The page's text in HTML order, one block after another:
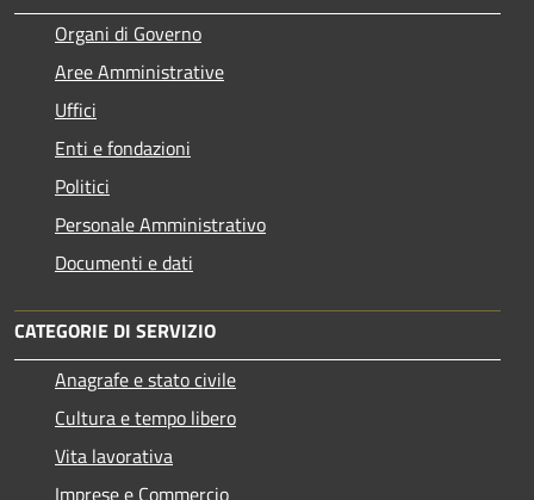
Organi di Governo
Aree Amministrative
Uffici
Enti e fondazioni
Politici
Personale Amministrativo
Documenti e dati
CATEGORIE DI SERVIZIO
Anagrafe e stato civile
Cultura e tempo libero
Vita lavorativa
Imprese e Commercio